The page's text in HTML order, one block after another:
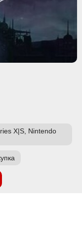
X|S, Nintendo